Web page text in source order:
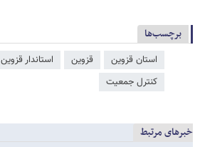
برچسب‌ها
استان قزوین قزوین استاندار قزوین
کنترل جمعیت
خبرهای مرتبط